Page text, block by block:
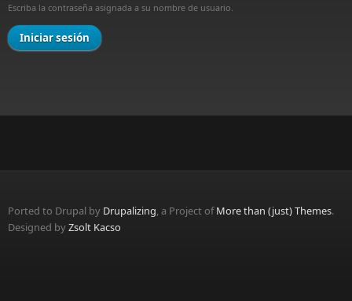
Escriba la contraseña asignada a su nombre de usuario.
Ported to Drupal by Drupalizing , a Project ofMore than (just) Themes.
Designed byZsolt Kacso